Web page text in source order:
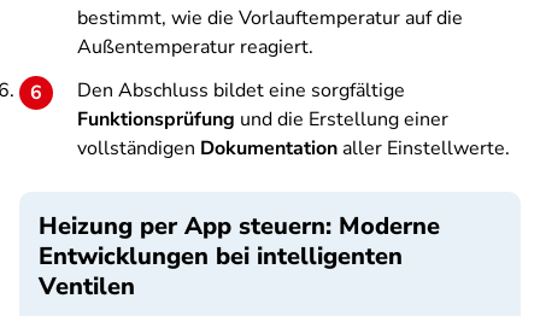
bestimmt, wie die Vorlauftemperatur auf die
Außentemperatur reagiert.
Den Abschluss bildet eine sorgfältige
Funktionsprüfung und die Erstellung einer
vollständigen Dokumentationaller Einstellwerte.
Heizung per App steuern: Moderne
Entwicklungen bei intelligenten
Ventilen